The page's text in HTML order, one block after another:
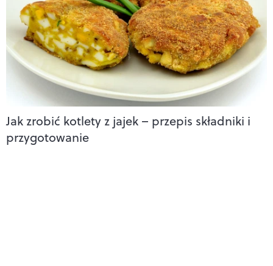
Jak zrobić kotlety z jajek – przepis składniki i
przygotowanie